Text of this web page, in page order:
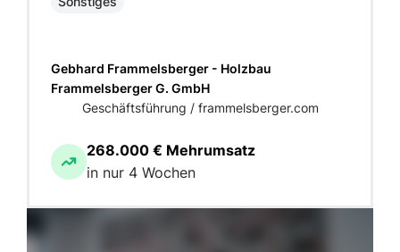
Gebhard Frammelsberger - Holzbau
Frammelsberger G. GmbH
Geschäftsführung / frammelsberger.com
268.000 € Mehrumsatz
in nur 4 Wochen